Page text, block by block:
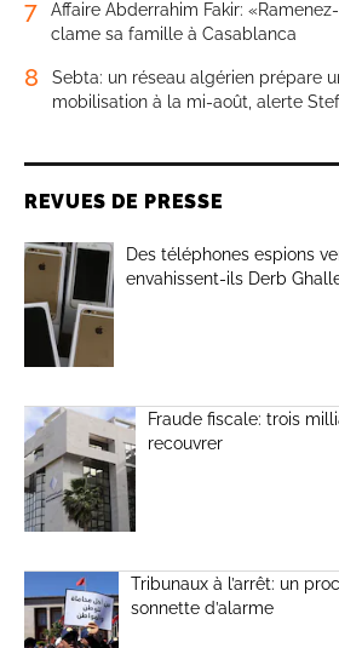
7
Affaire Abderrahim Fakir:
clame sa famille à Casablanca
8
Sebta: un réseau algérien prépare
mobilisation à la mi-août, alerte
REVUES DE PRESSE
Des téléphones espions
envahissent-ils Derb
Fraude fiscale: trois
recouvrer
Tribunaux à l’arrêt: un
sonnette d’alarme